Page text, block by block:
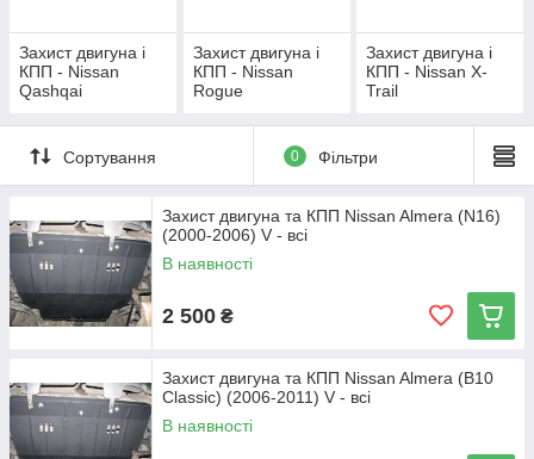
Захист двигуна і
КПП - Nissan
Qashqai
Захист двигуна і
КПП - Nissan
Rogue
Захист двигуна і
КПП - Nissan X-
Trail
Сортування 0 Фільтри
Захист двигуна та КПП Nissan Almera (N16)
(2000-2006) V - всі
В наявності
2 500 ₴
Захист двигуна та КПП Nissan Almera (B10
Classic) (2006-2011) V - всі
В наявності